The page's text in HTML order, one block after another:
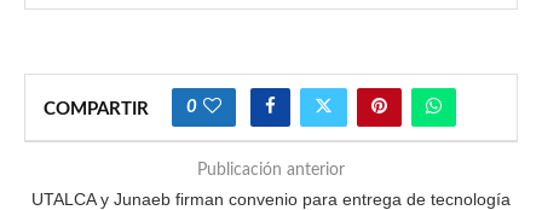
COMPARTIR 0
Publicación anterior
UTALCA y Junaeb firman convenio para entrega de tecnología